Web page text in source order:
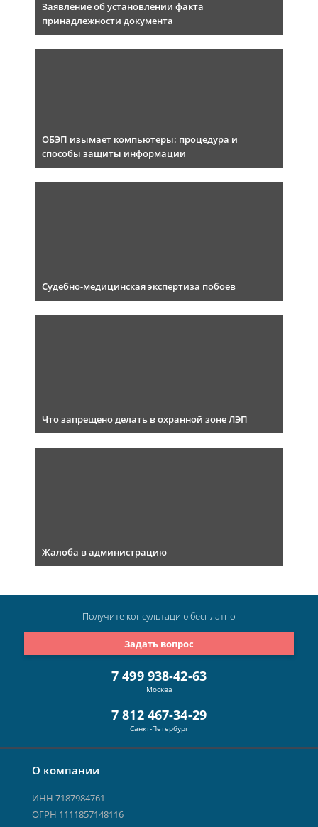
Заявление об установлении факта
принадлежности документа
ОБЭП изымает компьютеры: процедура и
способы защиты информации
Судебно-медицинская экспертиза побоев
Что запрещено делать в охранной зоне ЛЭП
Жалоба в администрацию
О компании
ИНН 7187984761
ОГРН 1111857148116
7 499 938-42-63
Москва
7 812 467-34-29
Санкт-Петербург
Задать вопрос
Получите консультациюбесплатно